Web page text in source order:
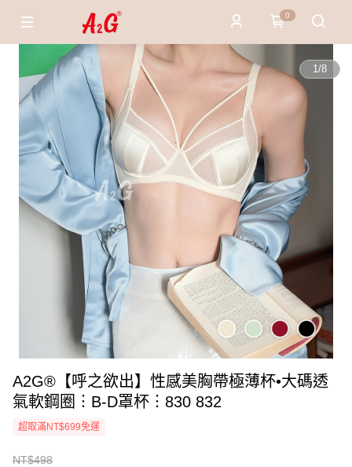
0
1/8
A2G®【呼之欲出】性感美胸帶極薄杯•大碼透
氣軟鋼圈︙B-D罩杯︙830 832
超取滿NT$699免運
NT$498